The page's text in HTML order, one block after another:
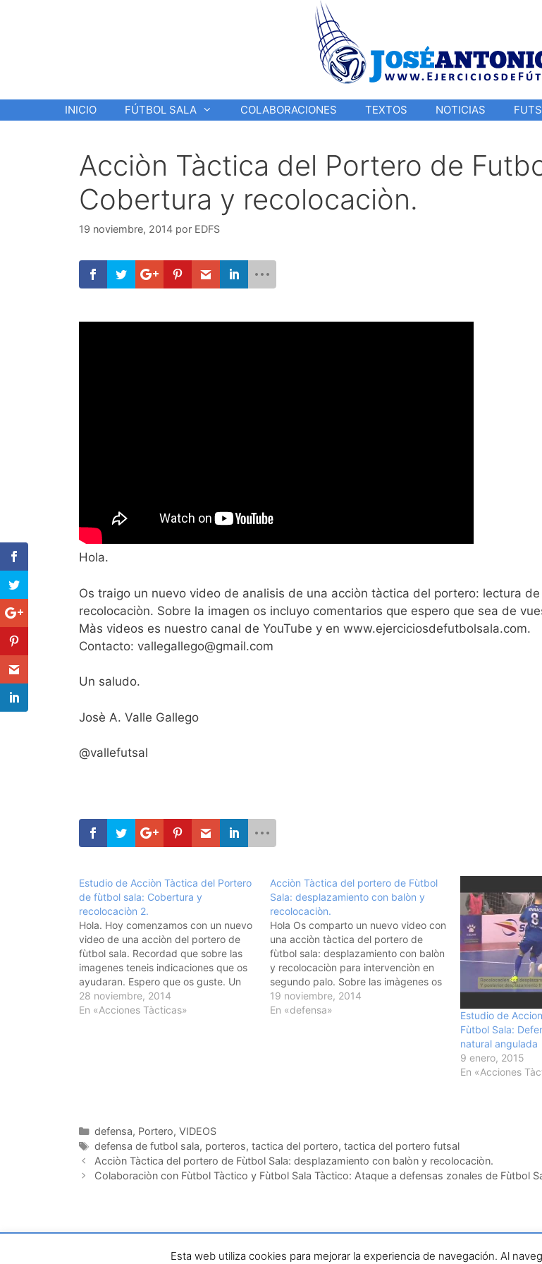
INICIO FÚTBOL SALA COLABORACIONES TEXTOS NOTICIAS
Acciòn Tàctica del Portero de
Cobertura y recolocaciòn.
19 noviembre, 2014 por EDFS
Hola.
Os traigo un nuevo video de analisis de una acciòn tàctica del portero: lectura
recolocaciòn. Sobre la imagen os incluyo comentarios que espero que sea de
Màs videos es nuestro canal de YouTube y en www.ejerciciosdefutbolsala.com.
Contacto: vallegallego@gmail.com
Un saludo.
Josè A. Valle Gallego
@vallefutsal
Estudio de Acciòn Tàctica del Portero
de fùtbol sala: Cobertura y
recolocaciòn 2.
Hola. Hoy comenzamos con un nuevo
video de una acciòn del portero de
fùtbol sala. Recordad que sobre las
imagenes teneis indicaciones que os
ayudaran. Espero que os guste. Un
saludo. Josè A. Valle @vallefutsal
28 noviembre, 2014
En «Acciones Tàcticas»
Acciòn Tàctica del portero de Fùtbol
Sala: desplazamiento con balòn y
recolocaciòn.
Hola Os comparto un nuevo video con
una acciòn tàctica del portero de
fùtbol sala: desplazamiento con balòn
y recolocaciòn para intervenciòn en
segundo palo. Sobre las imàgenes os
incluyo indicaciones. Espero que sea
de vuestro interes. Màs videos es
19 noviembre, 2014
En «defensa»
Estudio de
Fùtbol Sala:
natural angulada
9 enero, 2015
En «Acciones
Categorías
defensa, Portero, VIDEOS
Etiquetas
defensa de futbol sala, porteros, tactica del portero, tactica del portero futsal
Navegación
de
Acciòn Tàctica del portero de Fùtbol Sala: desplazamiento con balòn y recolocaciòn.
Colaboraciòn con Fùtbol Tàctico y Fùtbol Sala Tàctico: Ataque a defensas zonales de Fùtbol
Copyrihgt © 2026 ejerciciosdefutbolsala.com por José Antonio
Esta web utiliza cookies para mejorar la experiencia de navegación. Al